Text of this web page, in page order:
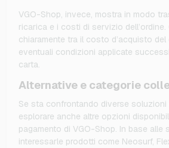
VGO-Shop, invece, mostra in modo
ricarica e i costi di servizio
chiaramente tra il costo d’acquisto
eventuali condizioni applicate
carta.
Alternative e categorie
Se sta confrontando diverse soluzioni
esplorare anche altre opzioni
pagamento di VGO-Shop. In base alle
interessarle prodotti come Neosurf,